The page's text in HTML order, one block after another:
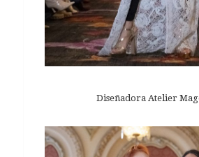
Diseñadora Atelier